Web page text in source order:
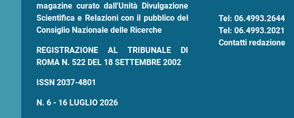
magazine curato dall'Unità Divulgazione
Scientifica e Relazioni con il pubblico del
Consiglio Nazionale delle Ricerche
REGISTRAZIONE AL TRIBUNALE DI
ROMA N. 522 DEL 18 SETTEMBRE 2002
ISSN 2037-4801
N. 6 - 16 LUGLIO 2026
Tel: 06.4993.2644
Tel: 06.4993.2021
Contatti redazione